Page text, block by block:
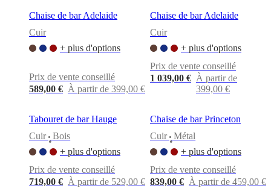
Chaise de bar Adelaide
Cuir
+ plus d'options
Prix de vente conseillé
589,00 € À partir de 399,00 €
Chaise de bar Adelaide
Cuir
+ plus d'options
Prix de vente conseillé
1 039,00 € À partir de
399,00 €
Tabouret de bar Hauge
Cuir
•
Bois
+ plus d'options
Prix de vente conseillé
719,00 € À partir de 529,00 €
Chaise de bar Princeton
Cuir
•
Métal
+ plus d'options
Prix de vente conseillé
839,00 € À partir de 459,00 €